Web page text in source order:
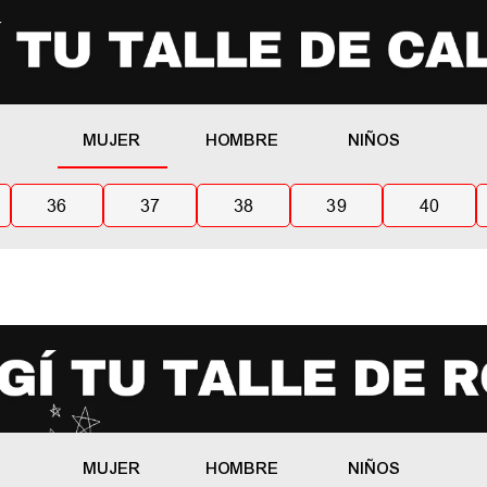
MUJER HOMBRE NIÑOS
36 37 38 39 40
MUJER HOMBRE NIÑOS